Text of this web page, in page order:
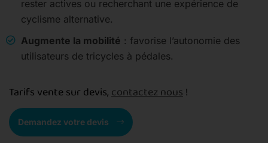
rester actives ou recherchant une expérience de
cyclisme alternative.
Augmente la mobilité : favorise l’autonomie des
utilisateurs de tricycles à pédales.
Tarifs vente sur devis, contactez nous !
Demandez votre devis